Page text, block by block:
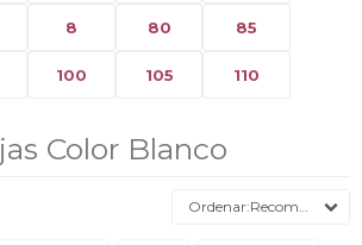
8 80 85
100 105 110
Color Blanco
Recomendados